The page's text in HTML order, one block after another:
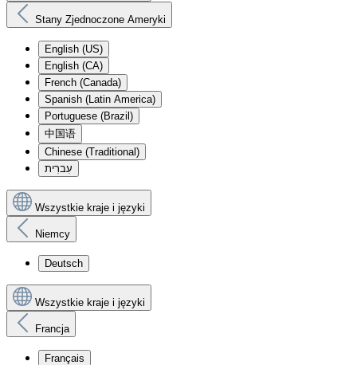
Stany Zjednoczone Ameryki
English (US)
English (CA)
French (Canada)
Spanish (Latin America)
Portuguese (Brazil)
中国语
Chinese (Traditional)
עִברִית
Wszystkie kraje i języki
Niemcy
Deutsch
Wszystkie kraje i języki
Francja
Français